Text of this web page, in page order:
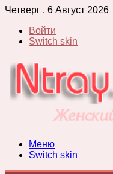
Четверг , 6 Август 2026
Войти
Switch skin
Меню
Switch skin